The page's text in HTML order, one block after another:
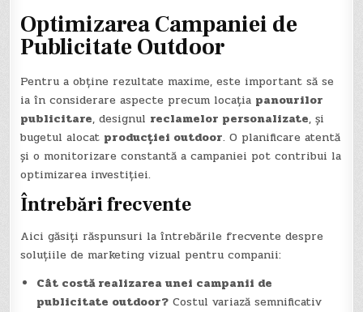
Optimizarea Campaniei de
Publicitate Outdoor
Pentru a obține rezultate maxime, este important să se
ia în considerare aspecte precum locația panourilor
publicitare, designul reclamelor personalizate, și
bugetul alocat producției outdoor. O planificare atentă
și o monitorizare constantă a campaniei pot contribui la
optimizarea investiției.
Întrebări frecvente
Aici găsiți răspunsuri la întrebările frecvente despre
soluțiile de marketing vizual pentru companii:
Cât costă realizarea unei campanii de
publicitate outdoor? Costul variază semnificativ